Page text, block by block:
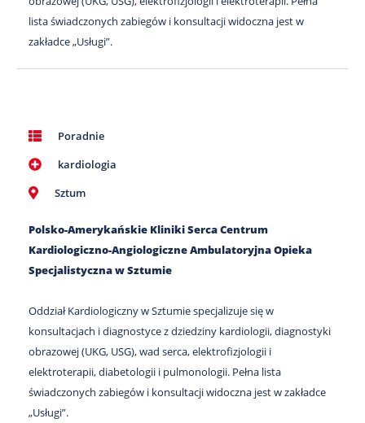
lista świadczonych zabiegów i konsultacji widoczna jest w
zakładce „Usługi”.
Poradnie
kardiologia
Sztum
Polsko-Amerykańskie Kliniki Serca Centrum
Kardiologiczno-Angiologiczne Ambulatoryjna Opieka
Specjalistyczna w Sztumie
Oddział Kardiologiczny w Sztumie specjalizuje się w
konsultacjach i diagnostyce z dziedziny kardiologii, diagnostyki
obrazowej (UKG, USG), wad serca, elektrofizjologii i
elektroterapii, diabetologii i pulmonologii. Pełna lista
świadczonych zabiegów i konsultacji widoczna jest w zakładce
„Usługi”.